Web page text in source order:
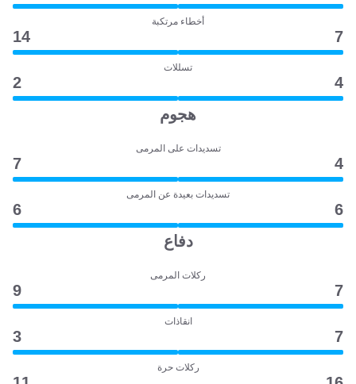
أخطاء مرتكبة
7
14
تسللات
4
2
هجوم
تسديدات على المرمى
4
7
تسديدات بعيدة عن المرمى
6
6
دفاع
ركلات المرمى
7
9
انقاذات
7
3
ركلات حرة